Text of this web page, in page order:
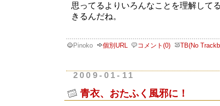
思ってるよりいろんなことを理解して
きるんだね。
Pinoko 個別URL コメント(0) TB(No
2009-01-11
青衣、おたふく風邪に！